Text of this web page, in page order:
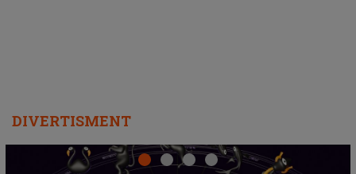
DIVERTISMENT